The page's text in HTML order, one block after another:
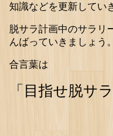
知識などを更新してい
脱サラ計画中のサラリ
んばっていきましょう。
合言葉は
「目指せ脱サラ